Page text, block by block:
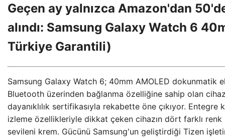
Geçen ay yalnızca Amazon'dan
alındı: Samsung Galaxy Watch 6
Türkiye Garantili)
Samsung Galaxy Watch 6; 40mm AMOLED dokunmatik
Bluetooth üzerinden bağlanma özelliğine sahip olan
dayanıklılık sertifikasıyla rekabette öne çıkıyor. Entegre
izleme özellikleriyle dikkat çeken cihazın dört farklı
sevileni krem. Gücünü Samsung'un geliştirdiği Tizen